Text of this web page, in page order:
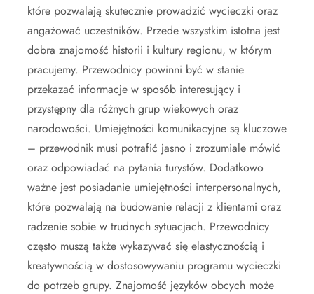
które pozwalają skutecznie prowadzić wycieczki oraz
angażować uczestników. Przede wszystkim istotna jest
dobra znajomość historii i kultury regionu, w którym
pracujemy. Przewodnicy powinni być w stanie
przekazać informacje w sposób interesujący i
przystępny dla różnych grup wiekowych oraz
narodowości. Umiejętności komunikacyjne są kluczowe
– przewodnik musi potrafić jasno i zrozumiale mówić
oraz odpowiadać na pytania turystów. Dodatkowo
ważne jest posiadanie umiejętności interpersonalnych,
które pozwalają na budowanie relacji z klientami oraz
radzenie sobie w trudnych sytuacjach. Przewodnicy
często muszą także wykazywać się elastycznością i
kreatywnością w dostosowywaniu programu wycieczki
do potrzeb grupy. Znajomość języków obcych może